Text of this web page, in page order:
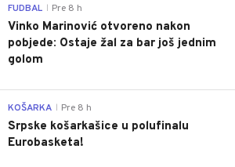
FUDBAL Pre 8 h
Vinko Marinović otvoreno nakon
pobjede: Ostaje žal za bar još jednim
golom
KOŠARKA Pre 8 h
Srpske košarkašice u polufinalu
Eurobasketa!